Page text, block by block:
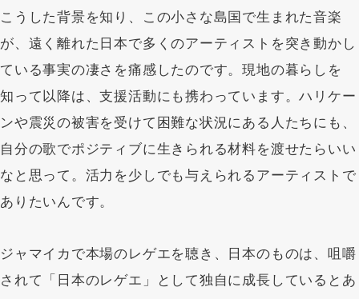
こうした背景を知り、この小さな島国で生まれた音楽
が、遠く離れた日本で多くのアーティストを突き動かし
ている事実の凄さを痛感したのです。現地の暮らしを
知って以降は、支援活動にも携わっています。ハリケー
ンや震災の被害を受けて困難な状況にある人たちにも、
自分の歌でポジティブに生きられる材料を渡せたらいい
なと思って。活力を少しでも与えられるアーティストで
ありたいんです。
ジャマイカで本場のレゲエを聴き、日本のものは、咀嚼
されて「日本のレゲエ」として独自に成長しているとあ